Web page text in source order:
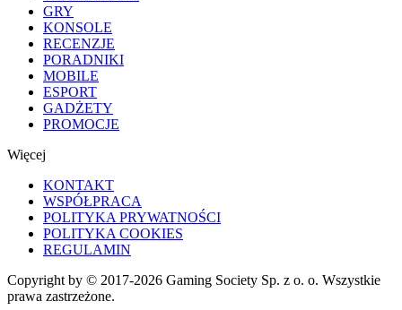
GRY
KONSOLE
RECENZJE
PORADNIKI
MOBILE
ESPORT
GADŻETY
PROMOCJE
Więcej
KONTAKT
WSPÓŁPRACA
POLITYKA PRYWATNOŚCI
POLITYKA COOKIES
REGULAMIN
Copyright by © 2017-2026 Gaming Society Sp. z o. o. Wszystkie
prawa zastrzeżone.